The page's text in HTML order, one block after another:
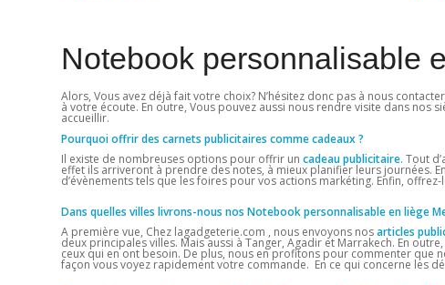
Notebook personnalisable
Alors, Vous avez déjà fait votre choix? N’hésitez donc pas à nous
à votre écoute. En outre, Vous pouvez aussi nous rendre visite dans nos
accueillir.
Pourquoi offrir des carnets publicitaires comme cadeaux ?
Il existe de nombreuses options pour offrir un cadeau publicitaire. Tout
effet ils arriveront à prendre des notes, à mieux planifier leurs journées.
d’évènements tels que les foires pour vos actions markéting. Enfin,
Dans quelles villes livrons-nous nos Notebook personnalisable en liège
A première vue, Chez lagadgeterie.com , nous envoyons nosarticles
deux principales villes. Mais aussi à Tanger, Agadir et Marrakech. En
ceux qui en ont besoin. De plus, nous en profitons pour commenter que
façon vous voyez rapidement votre commande. En ce qui concerne les